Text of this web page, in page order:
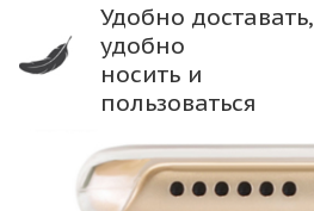
Удобно доставать,
удобно
носить и
пользоваться